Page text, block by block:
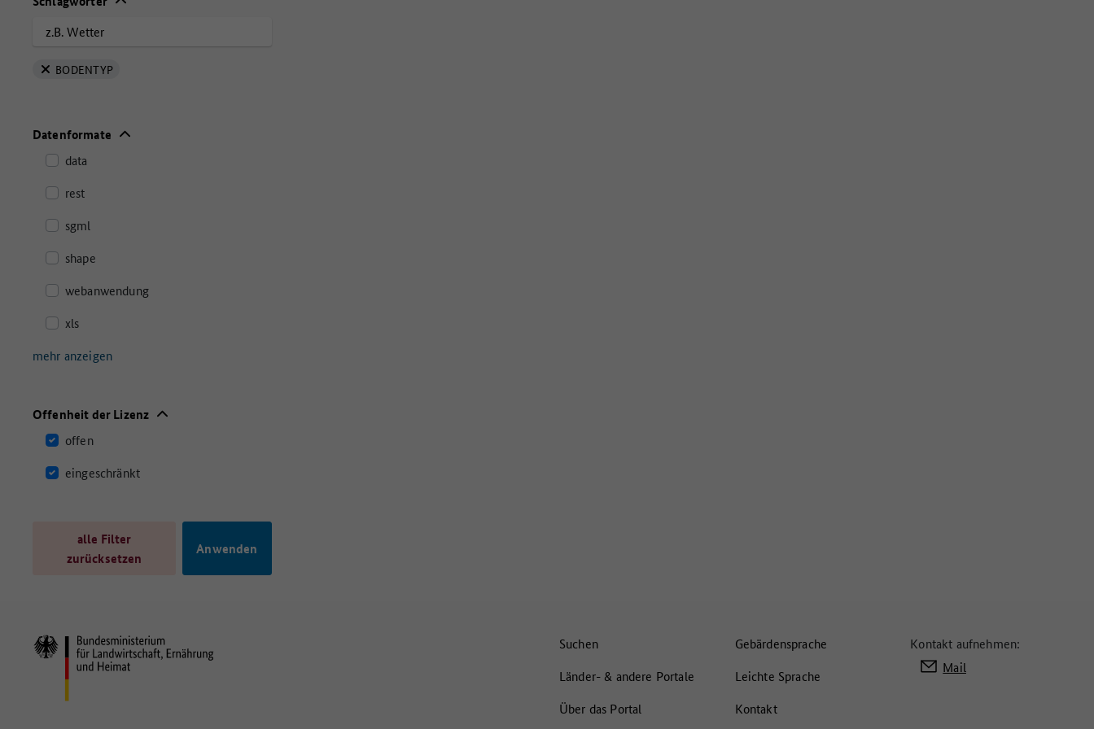
BODENTYP
Datenformate
data
rest
sgml
shape
webanwendung
xls
mehr anzeigen
Offenheit der Lizenz
offen
eingeschränkt
alle Filter
zurücksetzen
Suchen
Länder- & andere Portale
Über das Portal
Gebärdensprache
Leichte Sprache
Kontakt
Kontakt aufnehmen:
Mail